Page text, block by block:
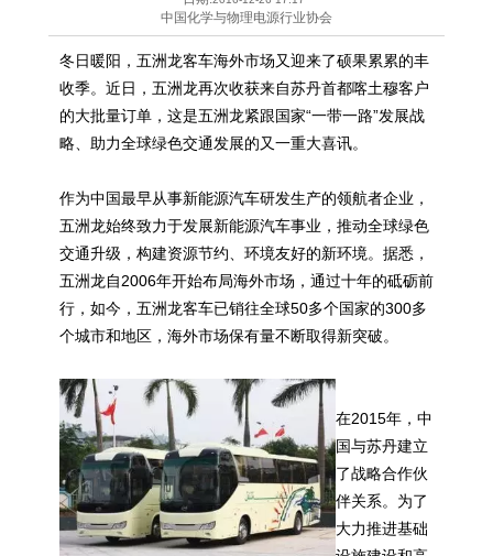
中国化学与物理电源行业协会
冬日暖阳，五洲龙客车海外市场又迎来了硕果累累的丰
收季。近日，五洲龙再次收获来自苏丹首都喀土穆客户
的大批量订单，这是五洲龙紧跟国家“一带一路”发展战
略、助力全球绿色交通发展的又一重大喜讯。
作为中国最早从事新能源汽车研发生产的领航者企业，
五洲龙始终致力于发展新能源汽车事业，推动全球绿色
交通升级，构建资源节约、环境友好的新环境。据悉，
五洲龙自2006年开始布局海外市场，通过十年的砥砺前
行，如今，五洲龙客车已销往全球50多个国家的300多
个城市和地区，海外市场保有量不断取得新突破。
在2015年，中
国与苏丹建立
了战略合作伙
伴关系。为了
大力推进基础